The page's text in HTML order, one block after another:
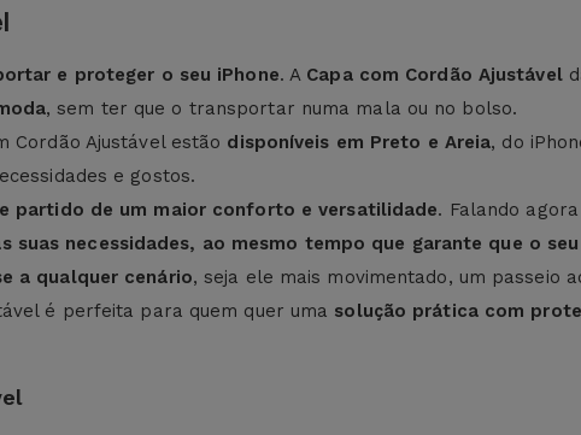
e proteger o seu iPhone. A Capa com Cordão Ajustável
, sem ter que o transportar numa mala ou no bolso.
Cordão Ajustável estão disponíveis em Preto e Areia, do
e gostos.
partido de um maior conforto e versatilidade. Falando
necessidades, ao mesmo tempo que garante que o
a qualquer cenário, seja ele mais movimentado, um passeio
é perfeita para quem quer uma solução prática com